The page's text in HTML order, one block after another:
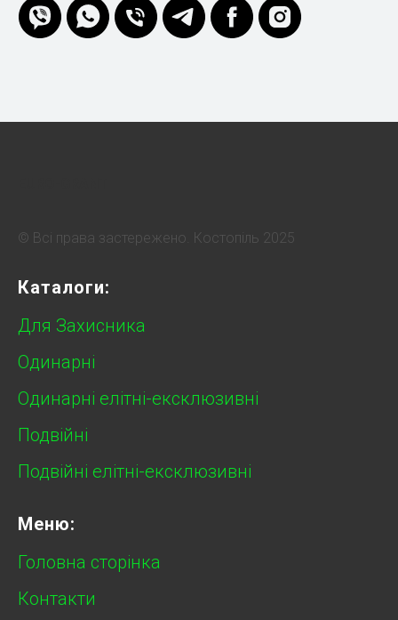
© Всі права застережено. Костопіль 2025
Каталоги:
Для Захисника
Одинарні
Одинарні елітні-ексклюзивні
Подвійні
Подвійні елітні-ексклюзивні
Меню:
Головна сторінка
Контакти